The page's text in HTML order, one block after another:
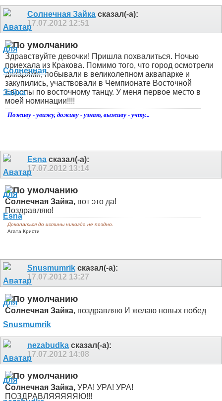
Солнечная Зайка сказал(-а):
17.07.2012 12:51
Здравствуйте девочки! Пришла похвалиться. Ночью
приехала из Кракова. Помимо того, что город осмотрели
дикарями, побывали в великолепном аквапарке и
закупились, участвовали в Чемпионате Восточной
Европы по восточному танцу. У меня первое место в
моей номинации!!!!
Поживу - увижу, доживу - узнаю, выживу - учту...
Esna сказал(-а):
17.07.2012 13:14
Солнечная Зайка, вот это да!
Поздравляю!
Докопаться до истины никогда не поздно.
Агата Кристи
Snusmumrik сказал(-а):
17.07.2012 13:27
Солнечная Зайка, поздравляю И желаю новых побед
nezabudka сказал(-а):
17.07.2012 14:08
Солнечная Зайка, УРА! УРА! УРА!
ПОЗДРАВЛЯЯЯЯЯЮ!!!